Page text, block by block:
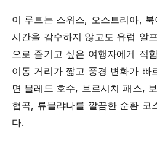
이 루트는 스위스, 오스트리아,
시간을 감수하지 않고도 유럽 알
으로 즐기고 싶은 여행자에게 적
이동 거리가 짧고 풍경 변화가 빠
면 블레드 호수, 브르시치 패스,
협곡, 류블랴나를 깔끔한 순환 코
다.